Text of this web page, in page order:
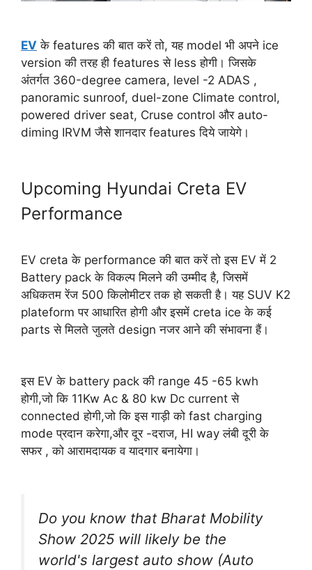
EV के features की बात करें तो, यह model भी अपने ice
version की तरह ही features से less होगी। जिसके
अंतर्गत 360-degree camera, level -2 ADAS ,
panoramic sunroof, duel-zone Climate control,
powered driver seat, Cruse control और auto-
diming IRVM जैसे शानदार features दिये जायेगे।
Upcoming Hyundai Creta EV
Performance
EV creta के performance की बात करें तो इस EV में 2
Battery pack के विकल्प मिलने की उम्मीद है, जिसमें
अधिकतम रेंज 500 किलोमीटर तक हो सकती है। यह SUV K2
plateform पर आधारित होगी और इसमें creta ice के कई
parts से मिलते जुलते design नजर आने की संभावना हैं।
इस EV के battery pack की range 45 -65 kwh
होगी,जो कि 11Kw Ac & 80 kw Dc current से
connected होगी,जो कि इस गाड़ी को fast charging
mode प्रदान करेगा,और दूर -दराज, HI way लंबी दूरी के
सफर , को आरामदायक व यादगार बनायेगा।
Do you know that Bharat Mobility
Show 2025 will likely be the
world's largest auto show (Auto